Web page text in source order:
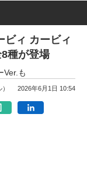
ビィ カービィ
種が登場
Ver.も
2026年6月1日 10:54